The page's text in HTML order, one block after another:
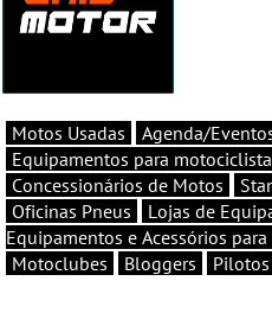
Motos Usadas Agenda/
Equipamentos para
Concessionários de Motos
Oficinas Pneus
Lojas de
Equipamentos e Acessórios
Motoclubes
Bloggers Pilotos